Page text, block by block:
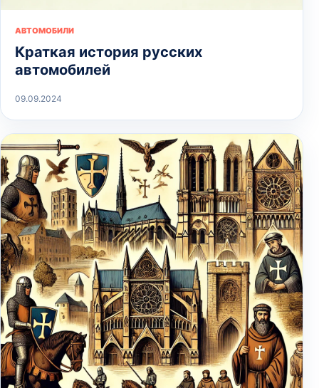
АВТОМОБИЛИ
Краткая история русских
автомобилей
09.09.2024